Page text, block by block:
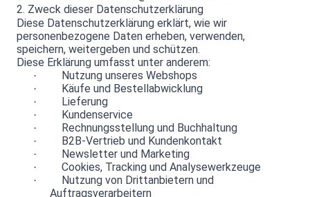
2. Zweck dieser Datenschutzerklärung
Diese Datenschutzerklärung erklärt, wie wir
personenbezogene Daten erheben, verwenden,
speichern, weitergeben und schützen.
Diese Erklärung umfasst unter anderem:
· Nutzung unseres Webshops
· Käufe und Bestellabwicklung
· Lieferung
· Kundenservice
· Rechnungsstellung und Buchhaltung
· B2B-Vertrieb und Kundenkontakt
· Newsletter und Marketing
· Cookies, Tracking und Analysewerkzeuge
·
Nutzung von Drittanbietern und
Auftragsverarbeitern